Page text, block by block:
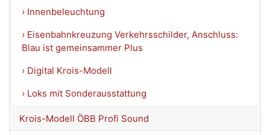
› Innenbeleuchtung
› Eisenbahnkreuzung Verkehrsschilder, Anschluss:
Blau ist gemeinsammer Plus
› Digital Krois-Modell
› Loks mit Sonderausstattung
Krois-Modell ÖBB Profi Sound